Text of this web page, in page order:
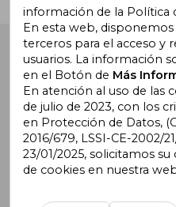
Buscalibre España . Calle
Cornellà de Llobregat,
Buscalibre Argentina|
información de la Política
En esta web,
terceros para el acceso y
usuarios. La información
en el Botón de Más
En atención al uso de las
de julio de 2023, con los
en Protección de Datos,
2016/679, LSSI-CE-2002/
23/01/2025, solicitamos
de cookies en nuestra